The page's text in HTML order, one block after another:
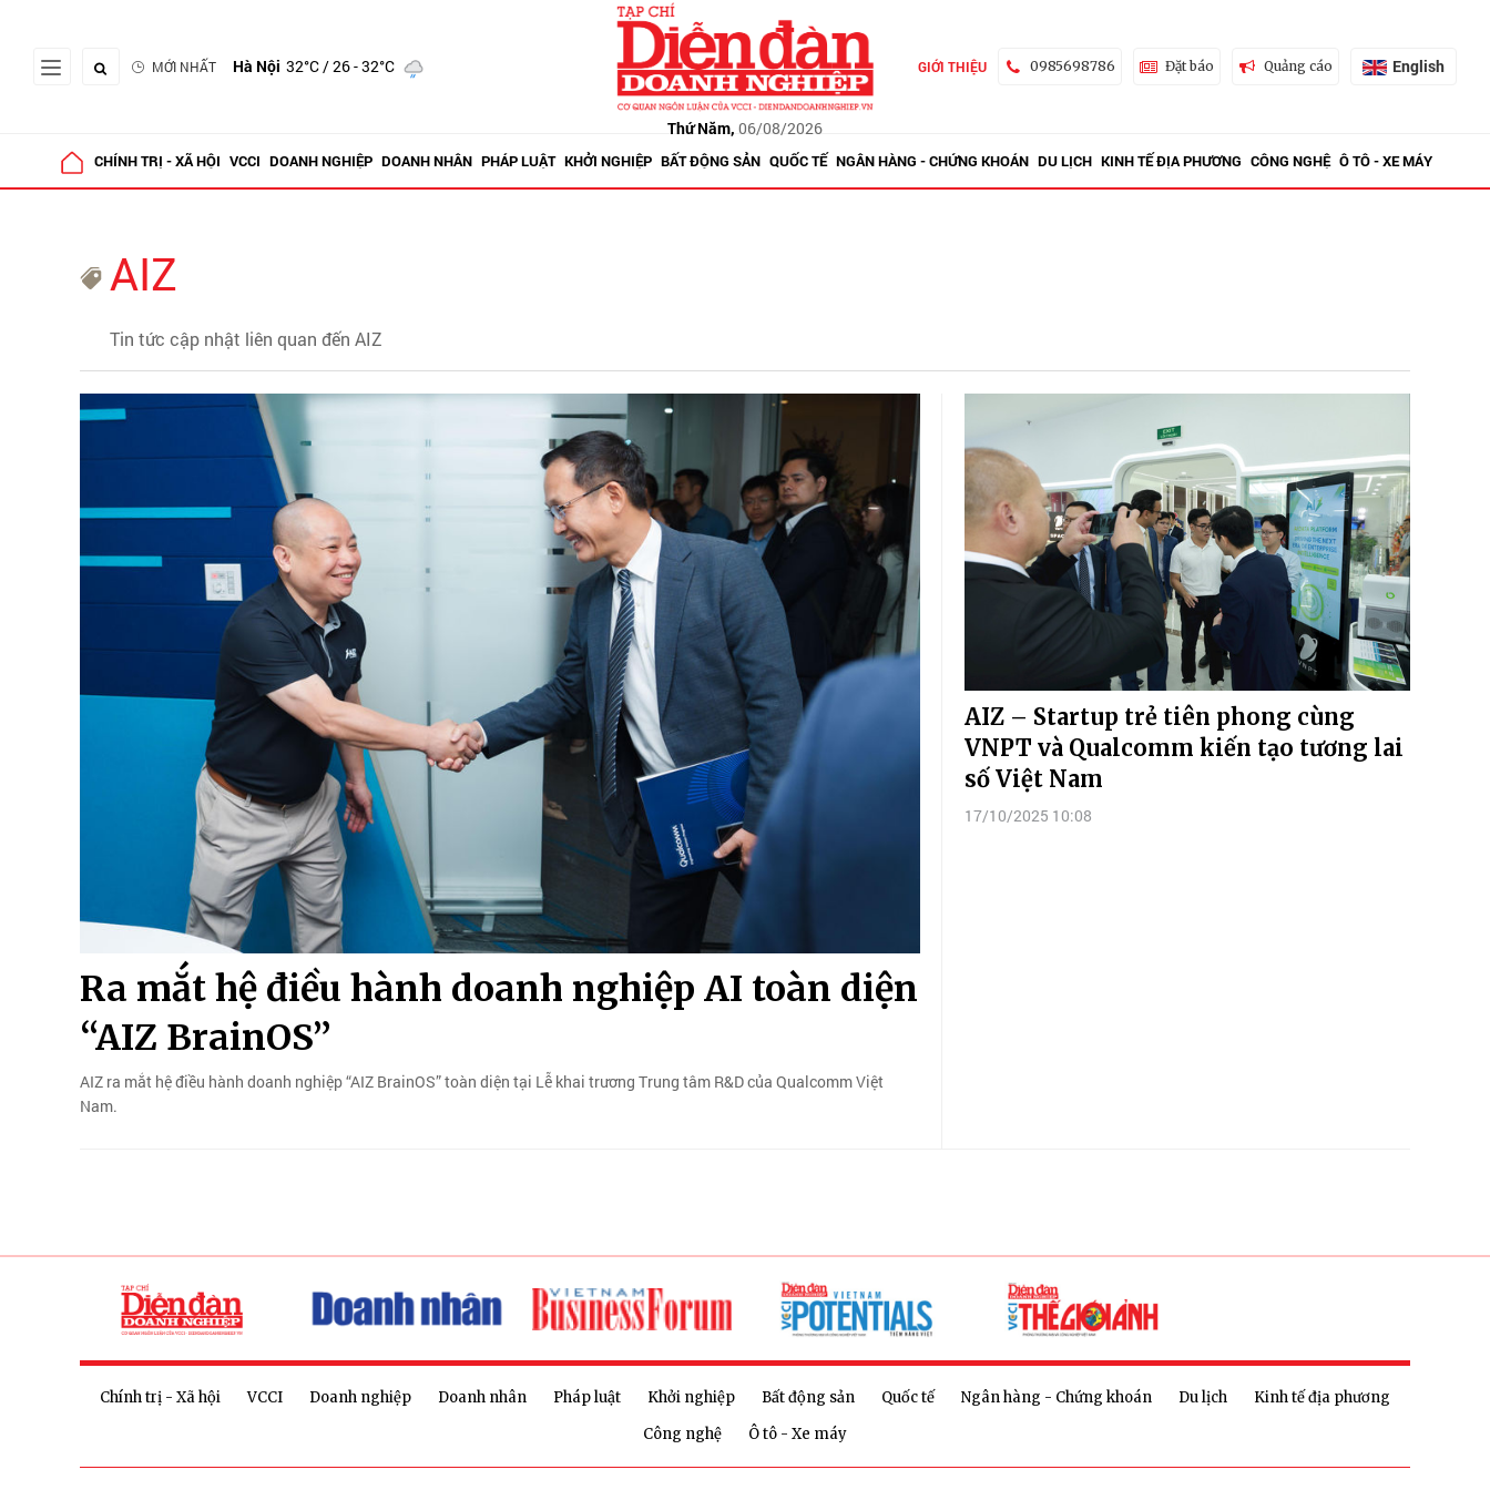
MỚI NHẤT Hà Nội 32°C/ 26 - 32°C
Thứ Năm, 06/08/2026
GIỚI THIỆU 0985698786 Đặt báo Quảng cáo English
CHÍNH TRỊ - XÃ HỘI VCCI DOANH NGHIỆP DOANH NHÂN PHÁP LUẬT KHỞI NGHIỆP BẤT ĐỘNG SẢN QUỐC TẾ NGÂN HÀNG - CHỨNG KHOÁN DU LỊCH KINH TẾ ĐỊA PHƯƠNG CÔNG NGHỆ Ô TÔ - XE MÁY
AIZ
Tin tức cập nhật liên quan đến AIZ
Ra mắt hệ điều hành doanh nghiệp AI toàn diện
“AIZ BrainOS”
AIZ ra mắt hệ điều hành doanh nghiệp “AIZ BrainOS” toàn diện tại Lễ khai trương Trung tâm R&D của Qualcomm Việt
Nam.
AIZ – Startup trẻ tiên phong cùng
VNPT và Qualcomm kiến tạo tương lai
số Việt Nam
17/10/2025 10:08
Chính trị - Xã hội VCCI Doanh nghiệp Doanh nhân Pháp luật Khởi nghiệp Bất động sản Quốc tế Ngân hàng - Chứng khoán Du lịch
Kinh tế địa phương
Công nghệ
Ô tô - Xe máy